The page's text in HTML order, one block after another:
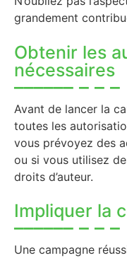
grandement
Obtenir les
nécessaires
Avant de lancer la
toutes les
vous prévoyez des
ou si vous utilisez
droits d’auteur.
Impliquer la
Une campagne